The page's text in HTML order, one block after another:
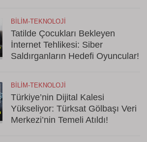
BILIM-TEKNOLOJI
Tatilde Çocukları Bekleyen
İnternet Tehlikesi: Siber
Saldırganların Hedefi Oyuncular!
BILIM-TEKNOLOJI
Türkiye’nin Dijital Kalesi
Yükseliyor: Türksat Gölbaşı Veri
Merkezi’nin Temeli Atıldı!